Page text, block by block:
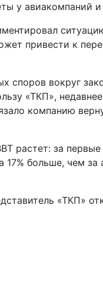
у авиакомпаний и
привести к
споров вокруг
«ТКП»,
компанию
растет: за
больше, чем за
«ТКП»